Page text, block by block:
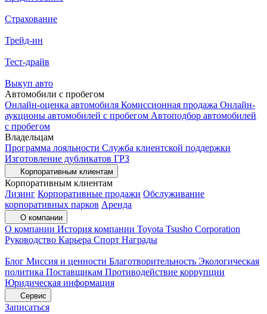
Страхование
Трейд-ин
Тест-драйв
Выкуп авто
Автомобили с пробегом
Онлайн-оценка автомобиля Комиссионная продажа Онлайн-
аукционы автомобилей с пробегом Автоподбор автомобилей
с пробегом
Владельцам
Программа лояльности Служба клиентской поддержки
Изготовление дубликатов ГРЗ
Корпоративным клиентам
Корпоративным клиентам
Лизинг Корпоративные продажи Обслуживание
корпоративных парков Аренда
О компании
О компании История компании Toyota Tsusho Corporation
Руководство Карьера Спорт Награды
Блог Миссия и ценности Благотворительность Экологическая
политика Поставщикам Противодействие коррупции
Юридическая информация
Сервис
Записаться